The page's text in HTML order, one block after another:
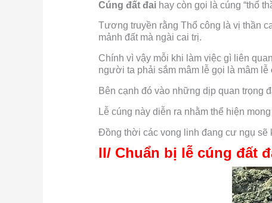
Cúng đất đai hay còn gọi là cúng “thổ
Tương truyền rằng Thổ công là vị thần
mảnh đất mà ngài cai trị.
Chính vì vậy mỗi khi làm việc gì liên
người ta phải sắm mâm lễ gọi là mâm lễ
Bên cạnh đó vào những dịp quan trọng
Lễ cúng này diễn ra nhằm thể hiện
Đồng thời các vong linh đang cư ngụ sẽ
II/ Chuẩn bị lễ cúng đất